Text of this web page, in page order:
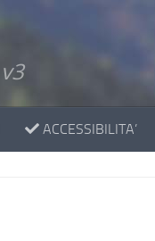
v3
ACCESSIBILITA’